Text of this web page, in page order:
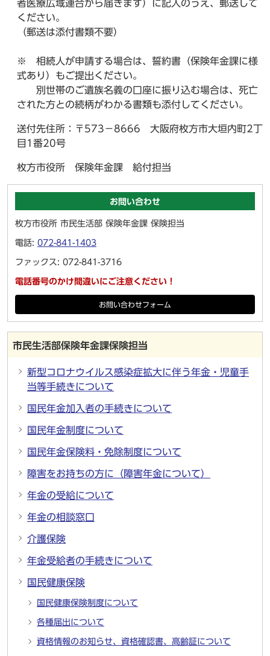
者医療広域連合から届きます）に記入のうえ、郵送して
ください。
（郵送は添付書類不要）
※ 相続人が申請する場合は、誓約書（保険年金課に様
式あり）もご提出ください。
別世帯のご遺族名義の口座に振り込む場合は、死亡
された方との続柄がわかる書類も添付してください。
送付先住所：〒573－8666 大阪府枚方市大垣内町2丁
目1番20号
枚方市役所 保険年金課 給付担当
お問い合わせ
枚方市役所 市民生活部 保険年金課 保険担当
電話: 072-841-1403
ファックス: 072-841-3716
電話番号のかけ間違いにご注意ください！
お問い合わせフォーム
市民生活部保険年金課保険担当
新型コロナウイルス感染症拡大に伴う年金・児童手
当等手続きについて
国民年金加入者の手続きについて
国民年金制度について
国民年金保険料・免除制度について
障害をお持ちの方に（障害年金について）
年金の受給について
年金の相談窓口
介護保険
年金受給者の手続きについて
国民健康保険
国民健康保険制度について
各種届出について
資格情報のお知らせ、資格確認書、高齢証について